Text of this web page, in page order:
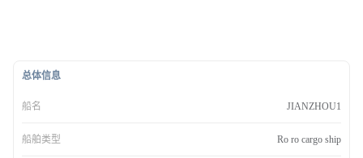
总体信息
船名 JIANZHOU1
船舶类型 Ro ro cargo ship